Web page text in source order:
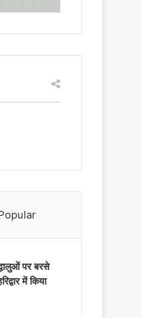
पर बरसे
में किया